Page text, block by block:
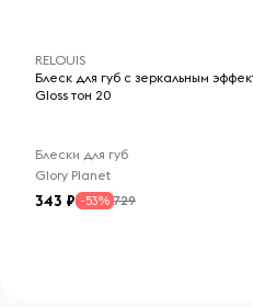
RELOUIS
Блеск для губ с зеркальным
Gloss тон 20
Блески для губ
Glory Planet
343 -53% 729